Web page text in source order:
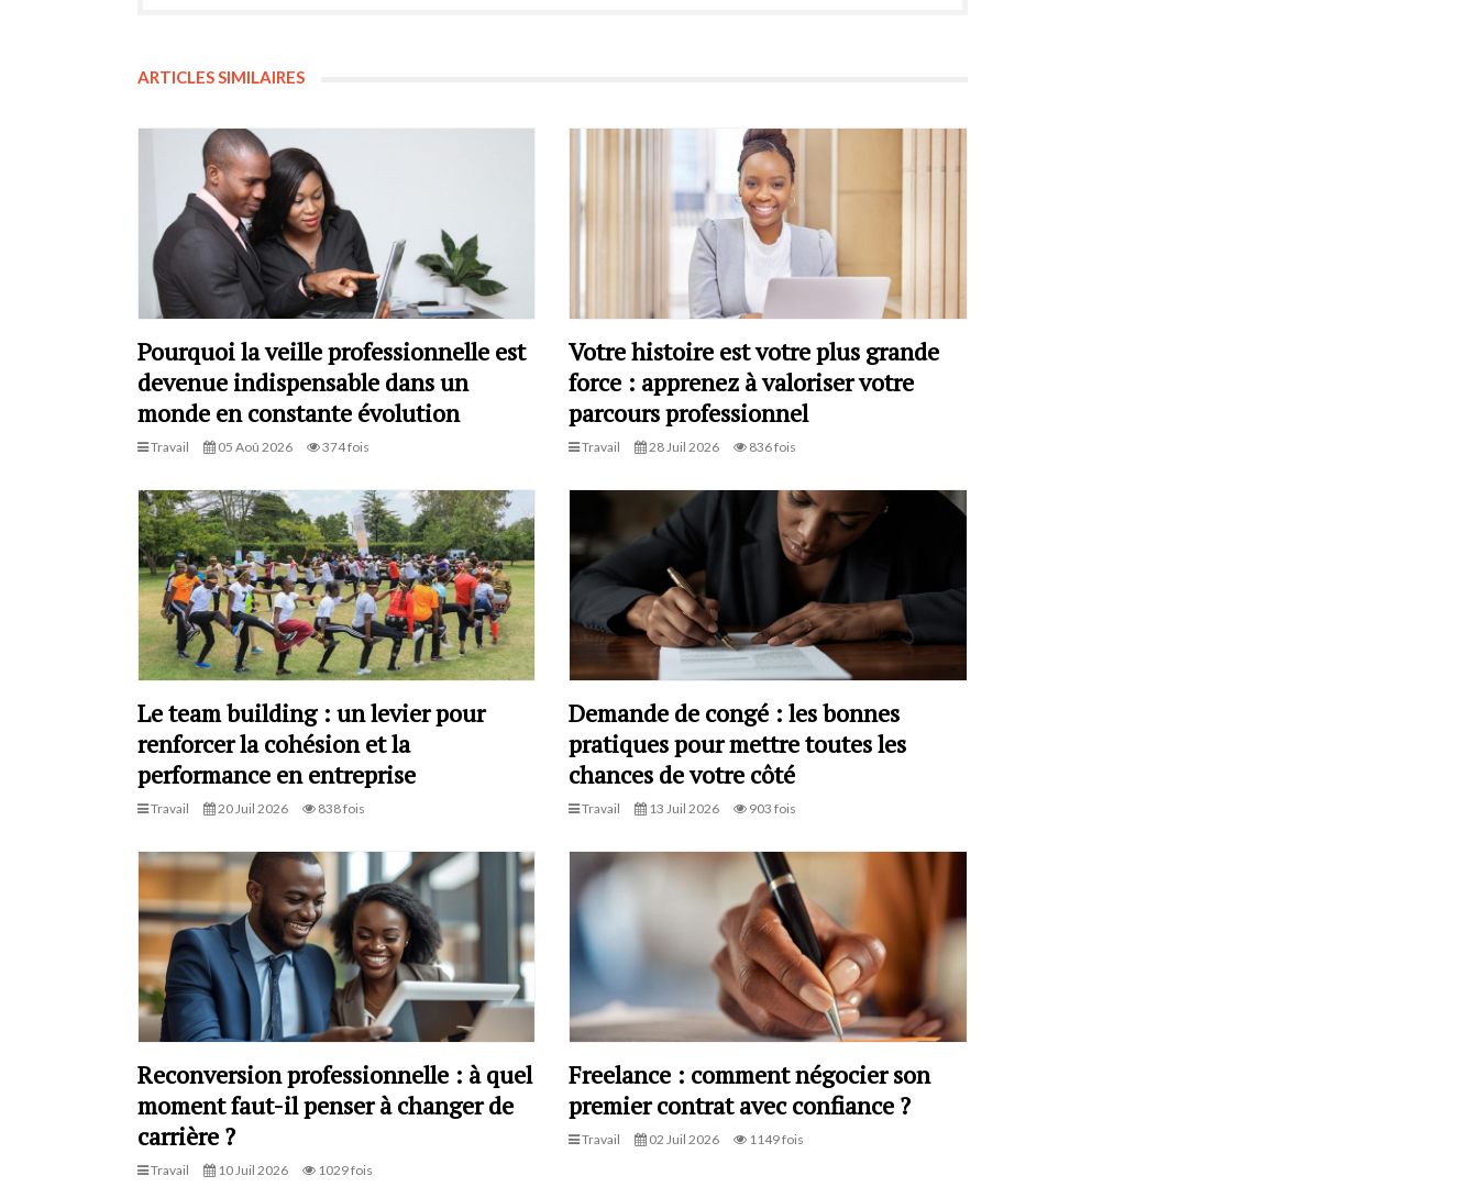
ARTICLES SIMILAIRES
Pourquoi la veille professionnelle est
devenue indispensable dans un
monde en constante évolution
Travail 05 Aoû 2026 374 fois
Votre histoire est votre plus grande
force : apprenez à valoriser votre
parcours professionnel
Travail 28 Juil 2026 836 fois
Le team building : un levier pour
renforcer la cohésion et la
performance en entreprise
Travail 20 Juil 2026 838 fois
Demande de congé : les bonnes
pratiques pour mettre toutes les
chances de votre côté
Travail 13 Juil 2026 903 fois
Reconversion professionnelle : à quel
moment faut-il penser à changer de
carrière ?
Travail 10 Juil 2026 1029 fois
Freelance : comment négocier son
premier contrat avec confiance ?
Travail 02 Juil 2026 1149 fois